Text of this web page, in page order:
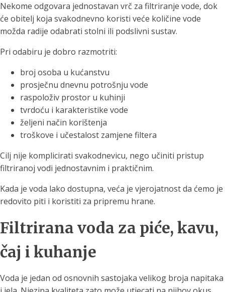
Nekome odgovara jednostavan vrč za filtriranje vode, dok
će obitelj koja svakodnevno koristi veće količine vode
možda radije odabrati stolni ili podslivni sustav.
Pri odabiru je dobro razmotriti:
broj osoba u kućanstvu
prosječnu dnevnu potrošnju vode
raspoloživ prostor u kuhinji
tvrdoću i karakteristike vode
željeni način korištenja
troškove i učestalost zamjene filtera
Cilj nije komplicirati svakodnevicu, nego učiniti pristup
filtriranoj vodi jednostavnim i praktičnim.
Kada je voda lako dostupna, veća je vjerojatnost da ćemo je
redovito piti i koristiti za pripremu hrane.
Filtrirana voda za piće, kavu,
čaj i kuhanje
Voda je jedan od osnovnih sastojaka velikog broja napitaka